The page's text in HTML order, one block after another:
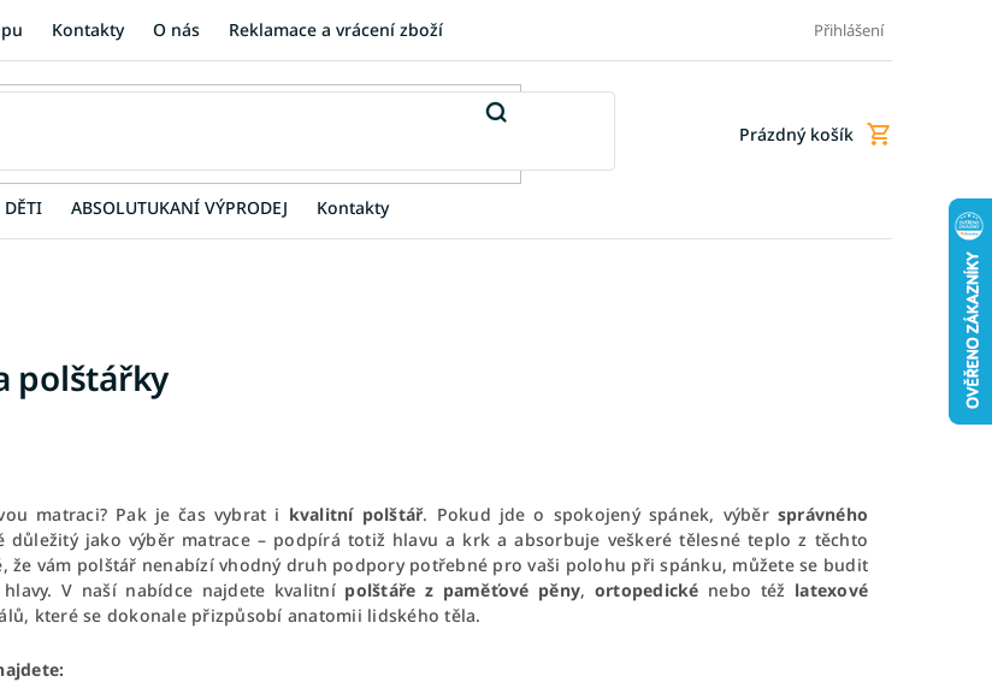
Kontakty O nás Reklamace a vrácení zboží Obchodní podmínky
Přihlášení
Nákupní
Prázdný košík
DĚTI ABSOLUTUKANÍ VÝPRODEJ Kontakty
polštářky
matraci? Pak je čas vybrat i kvalitní polštář. Pokud jde o spokojený spánek, výběr správného
důležitý jako výběr matrace – podpírá totiž hlavu a krk a absorbuje veškeré tělesné teplo z těchto
že vám polštář nenabízí vhodný druh podpory potřebné pro vaši polohu při spánku, můžete se budit
V naší nabídce najdete kvalitní polštáře z paměťové pěny, ortopedické nebo též latexové
které se dokonale přizpůsobí anatomii lidského těla.